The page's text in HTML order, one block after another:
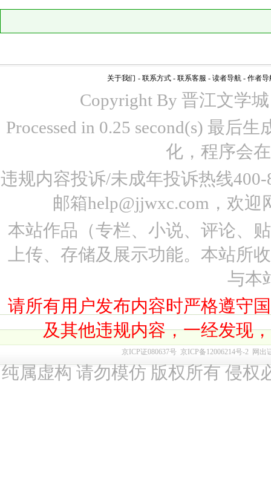
关于我们 - 联系方式 - 联系客服 - 读者导航 - 作者导
Copyright By 晋江文学
Processed in 0.25 second(s) 最后
化，程序会
违规内容投诉/未成年投诉热线
邮箱help@jjwxc.com，欢
本站作品（专栏、小说、评论、
上传、存储及展示功能。本站所
与本
请所有用户发布内容时严格遵守
及其他违规内容，一经发现
京ICP证080637号 京ICP备12006214号-2 网出
纯属虚构 请勿模仿 版权所有 侵权